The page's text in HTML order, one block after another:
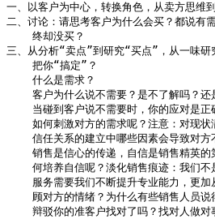
一、以客户为中心，转换角色，从卖方思维
二、讨论：请思考客户为什么会买？都说有
    终却没买？
三、从分析“卖点”到研究“买点”，从一味
    把你“搞定”？
    什么是需求？
客户为什么说不需要？是不了解吗？还
当碰到客户说不需要时，你的应对是正
如何刺激对方的需求呢？注意：对现状
信任关系的建立中哪些因素会导致对方
销售是信心的传递，自信是销售精英
何培养自信呢？淡化销售痕迹：我们不
服务需要我们不断提升专业能力，更
顾对方的情绪？为什么有些销售人员
辩驳你的准客户找对了吗？找对人做对